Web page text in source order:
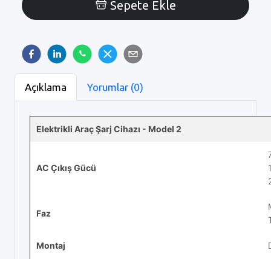
Sepete Ekle
Açıklama Yorumlar (0)
Elektrikli Araç Şarj Cihazı - Model 2
AC Çıkış Gücü
Faz
Montaj